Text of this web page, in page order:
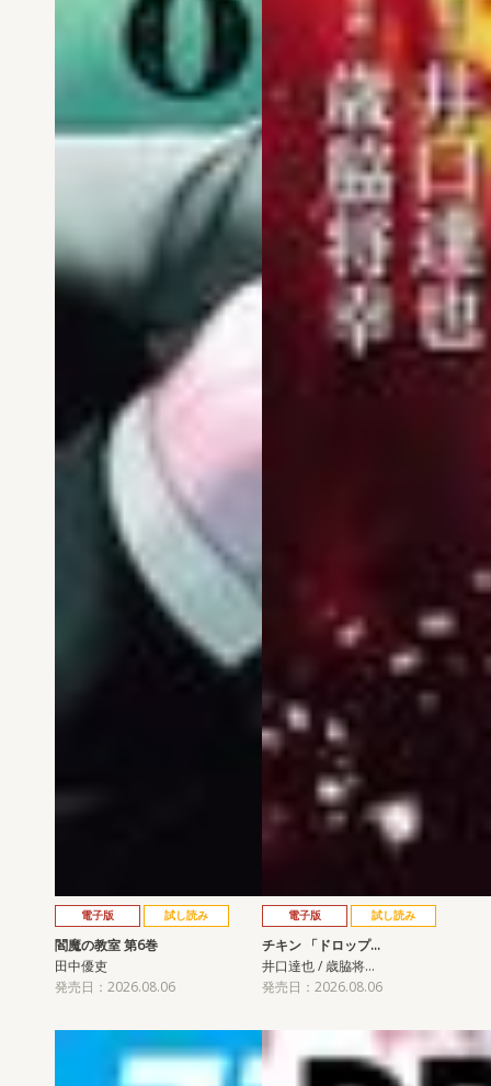
電子版 試し読み
閻魔の教室 第6巻
田中優吏
発売日：2026.08.06
電子版 試し読み
チキン 「ドロップ…
井口達也 / 歳脇将…
発売日：2026.08.06